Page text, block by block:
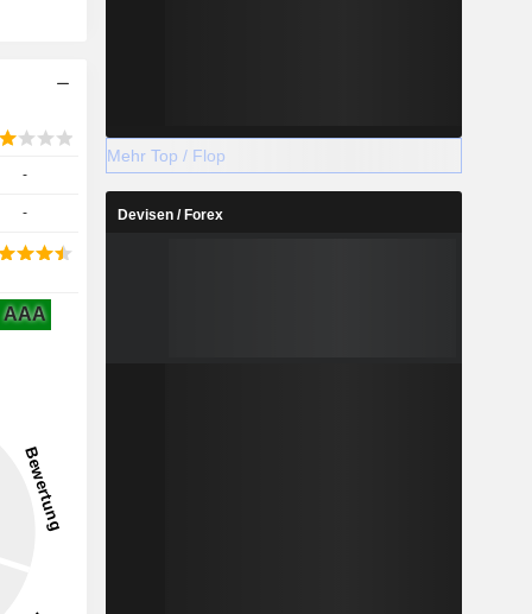
-
-
AAA
Mehr Top / Flop
Devisen / Forex